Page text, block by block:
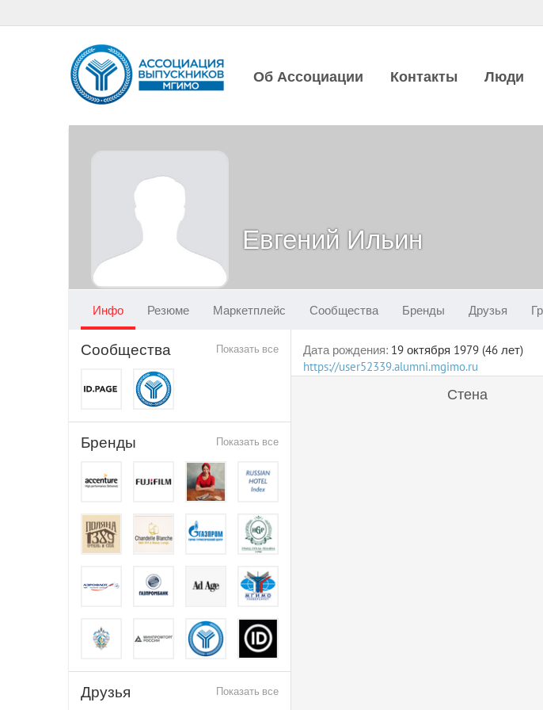
Об Ассоциации Контакты Люди
Евгений Ильин
Инфо Резюме Маркетплейс Сообщества Бренды Друзья
Показать все
Сообщества
Показать все
Бренды
Показать все
Друзья
Дата рождения: 19 октября 1979 (46 лет)
https://user52339.alumni.mgimo.ru
Стена